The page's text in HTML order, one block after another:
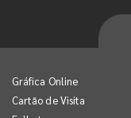
Gráfica Online
Cartão de Visita